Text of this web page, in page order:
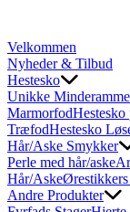
Velkommen
Nyheder & Tilbud
Hestesko
Unikke
MarmorfodHestesko
TræfodHestesko
Hår/Aske Smykker
Perle med hår/aske
Hår/Aske
Andre Produkter